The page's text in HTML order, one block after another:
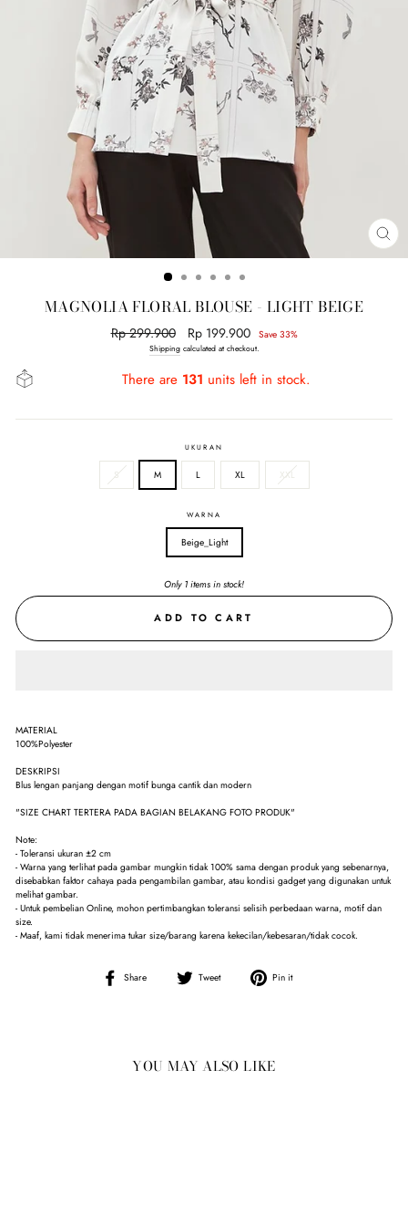
MAGNOLIA FLORAL BLOUSE - LIGHT BEIGE
Regular
price
Rp 299.900
Sale
price
Rp 199.900 Save 33%
Shippingcalculated at checkout.
There are 131 units left in stock.
UKURAN
S M L XL XXL
WARNA
Beige_Light
Only 1 items in stock!
ADD TO CART
MATERIAL
100%Polyester
DESKRIPSI
Blus lengan panjang dengan motif bunga cantik dan modern
"SIZE CHART TERTERA PADA BAGIAN BELAKANG FOTO PRODUK"
Note:
- Toleransi ukuran ±2 cm
- Warna yang terlihat pada gambar mungkin tidak 100% sama dengan produk yang sebenarnya,
disebabkan faktor cahaya pada pengambilan gambar, atau kondisi gadget yang digunakan untuk
melihat gambar.
- Untuk pembelian Online, mohon pertimbangkan toleransi selisih perbedaan warna, motif dan
size.
- Maaf, kami tidak menerima tukar size/barang karena kekecilan/kebesaran/tidak cocok.
Share
Share
Tweet
Tweet
Pin it
YOU MAY ALSO LIKE